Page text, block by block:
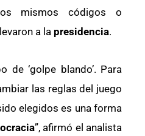
mismos códigos o
a la presidencia.
de ‘golpe blando’. Para
las reglas del juego
elegidos es una forma
”, afirmó el analista